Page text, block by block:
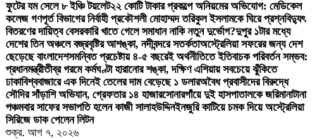
ফুটের যম সেলে ৮ ইঞ্চি টয়লেট২২ কোটি টাকার প্রকল্পে অনিয়মের অভিযোগ: মেডিকেল
কলেজ গণপূর্ত বিভাগের নির্বাহী প্রকৌশলী মোহাম্মদ তরিকুল ইসলামকে ঘিরে প্রশ্নবিদ্যুৎ
বিতরণের দায়িত্ব বেসরকারি খাতে গেলে সমাধান নাকি নতুন দুর্ভোগ?দুপুর ১টার মধ্যে
দেশের তিন অঞ্চলে বজ্রবৃষ্টির আশঙ্কা, নদীবন্দরে সতর্কতাঅস্ট্রেলিয়া সফরের জন্য দেশ
ছেড়েছে বাংলাদেশসমন্বিত প্রচেষ্টায় ৪-৫ বছরেই অর্থনীতিতে ইতিবাচক পরিবর্তন সম্ভব:
প্রধানমন্ত্রীতীব্র গরমে কর্মঘণ্টা হারানোর শঙ্কা, দক্ষিণ এশিয়ায় সবচেয়ে ঝুঁকিতে
ঢাকাবিশ্ববাজারে এক দিনেই তেলের দাম বেড়েছে ১ ডলারঅবৈধ প্রবাসীদের বিরুদ্ধে
সৌদির সাঁড়াশি অভিযান, গ্রেফতার ১৪ হাজারসোনারগাঁয়ে দুই হাসপাতালকে জরিমানাটানা
পঞ্চমবার সাফের সভাপতি হলেন কাজী সালাহউদ্দিনইনজুরি কাটিয়ে চমক দিয়ে অস্ট্রেলিয়া
সিরিজে ডাক পেলেন লিটন
শুক্র. আগ ৭, ২০২৬